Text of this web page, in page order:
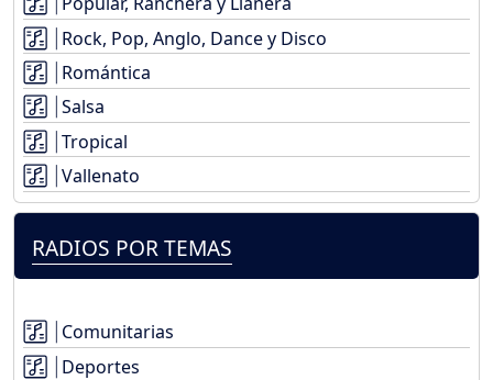
Rock, Pop, Anglo, Dance y Disco
Romántica
Salsa
Tropical
Vallenato
RADIOS POR TEMAS
Comunitarias
Deportes